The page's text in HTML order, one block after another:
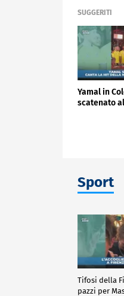
SUGGERITI
Yamal in
scatenato
Sport
Tifosi della
pazzi per